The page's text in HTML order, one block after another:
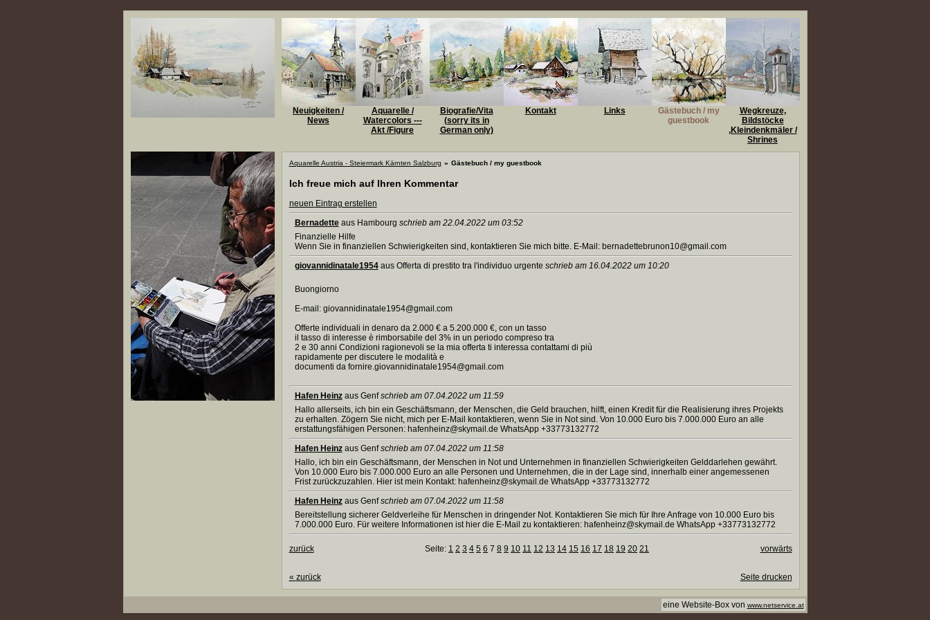
Neuigkeiten /
News
Aquarelle /
Watercolors ---
Akt /Figure
Biografie/Vita
(sorry its in
German only)
Kontakt Links
Gästebuch / my
guestbook
Wegkreuze,
Bildstöcke
,Kleindenkmäler /
Shrines
Aquarelle Austria - Steiermark Kärnten Salzburg » Gästebuch / my guestbook
Ich freue mich auf Ihren Kommentar
neuen Eintrag erstellen
Bernadetteaus Hambourg schrieb am 22.04.2022 um 03:52
Finanzielle Hilfe
Wenn Sie in finanziellen Schwierigkeiten sind, kontaktieren Sie mich bitte. E-Mail: bernadettebrunon10@gmail.com
giovannidinatale1954aus Offerta di prestito tra l'individuo urgente schrieb am 16.04.2022 um 10:20
Buongiorno
E-mail: giovannidinatale1954@gmail.com
Offerte individuali in denaro da 2.000 € a 5.200.000 €, con un tasso
il tasso di interesse è rimborsabile del 3% in un periodo compreso tra
2 e 30 anni Condizioni ragionevoli se la mia offerta ti interessa contattami di più
rapidamente per discutere le modalità e
documenti da fornire.giovannidinatale1954@gmail.com
Hafen Heinzaus Genfschrieb am 07.04.2022 um 11:59
Hallo allerseits, ich bin ein Geschäftsmann, der Menschen, die Geld brauchen, hilft, einen Kredit für die Realisierung ihres Projekts
zu erhalten. Zögern Sie nicht, mich per E-Mail kontaktieren, wenn Sie in Not sind. Von 10.000 Euro bis 7.000.000 Euro an alle
erstattungsfähigen Personen: hafenheinz@skymail.de WhatsApp +33773132772
Hafen Heinzaus Genfschrieb am 07.04.2022 um 11:58
Hallo, ich bin ein Geschäftsmann, der Menschen in Not und Unternehmen in finanziellen Schwierigkeiten Gelddarlehen gewährt.
Von 10.000 Euro bis 7.000.000 Euro an alle Personen und Unternehmen, die in der Lage sind, innerhalb einer angemessenen
Frist zurückzuzahlen. Hier ist mein Kontakt: hafenheinz@skymail.de WhatsApp +33773132772
Hafen Heinzaus Genfschrieb am 07.04.2022 um 11:58
Bereitstellung sicherer Geldverleihe für Menschen in dringender Not. Kontaktieren Sie mich für Ihre Anfrage von 10.000 Euro bis
7.000.000 Euro. Für weitere Informationen ist hier die E-Mail zu kontaktieren: hafenheinz@skymail.de WhatsApp +33773132772
zurück vorwärts
Seite: 1 2 3 4 5 6 7 8 9 10 11 12 13 14 15 16 17 18 19 20 21
« zurück Seite drucken
eine Website-Box von www.netservice.at